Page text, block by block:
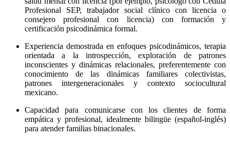
Profesional SEP, trabajador social clínico con licencia o
consejero profesional con licencia) con formación y
certificación psicodinámica formal.
Experiencia demostrada en enfoques psicodinámicos, terapia
orientada a la introspección, exploración de patrones
inconscientes y dinámicas relacionales, preferentemente con
conocimiento de las dinámicas familiares colectivistas,
patrones intergeneracionales y contexto sociocultural
mexicano.
Capacidad para comunicarse con los clientes de forma
empática y profesional, idealmente bilingüe (español-inglés)
para atender familias binacionales.